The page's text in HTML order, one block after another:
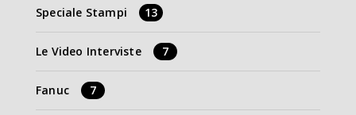
Speciale Stampi 13
Le Video Interviste 7
Fanuc 7